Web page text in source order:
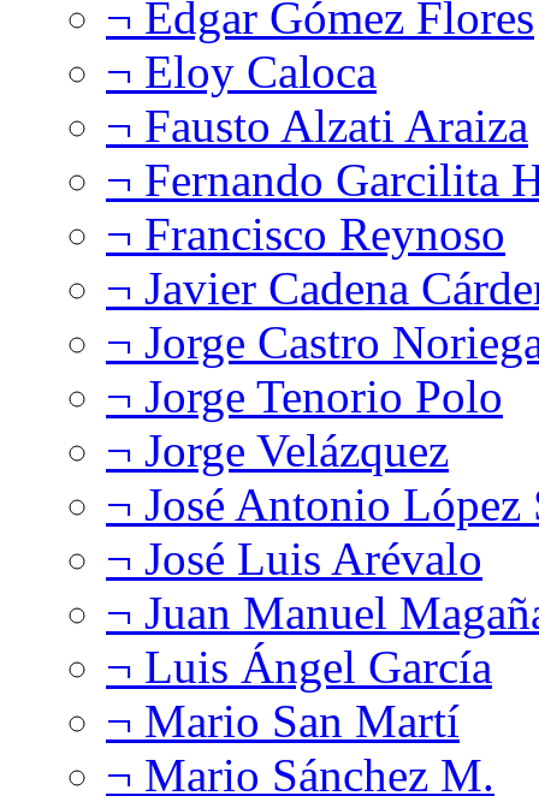
¬ Edgar Gómez Flores
¬ Eloy Caloca
¬ Fausto Alzati Araiza
¬ Fernando Garcilita
¬ Francisco Reynoso
¬ Javier Cadena
¬ Jorge Castro
¬ Jorge Tenorio Polo
¬ Jorge Velázquez
¬ José Antonio López
¬ José Luis Arévalo
¬ Juan Manuel
¬ Luis Ángel García
¬ Mario San Martí
¬ Mario Sánchez M.